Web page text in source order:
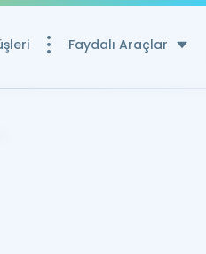
Faydalı Araçlar